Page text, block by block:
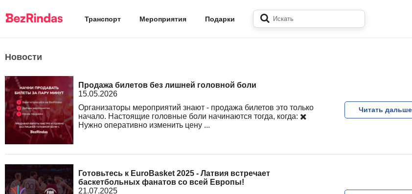
Транспорт Мероприятия Подарки
Новости
Продажа билетов без лишней головной боли
15.05.2026
Организаторы мероприятий знают - продажа билетов это только
начало. Настоящие головные боли начинаются тогда, когда: ✖️
Нужно оперативно изменить цену ...
Читать дальше
Готовьтесь к EuroBasket 2025 - Латвия встречает
баскетбольных фанатов со всей Европы!
21.07.2025